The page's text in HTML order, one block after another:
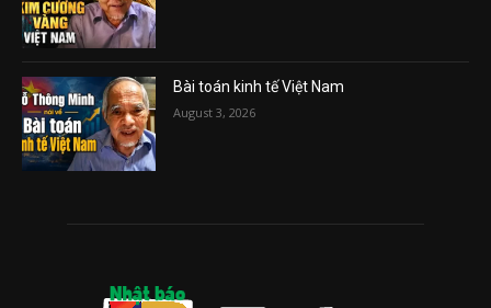
Bài toán kinh tế Việt Nam
August 3, 2026